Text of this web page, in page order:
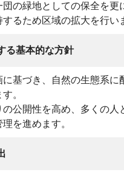
団の緑地としての保全を更
るため区域の拡大を行い
る基本的な方針
に基づき、自然の生態系に
。
の公開性を高め、多くの人
を進めます。